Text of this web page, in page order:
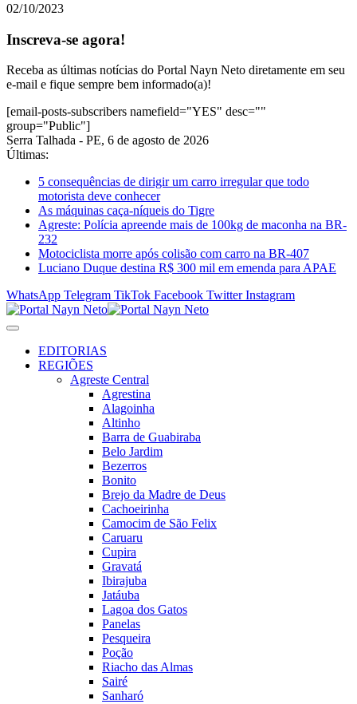
02/10/2023
Inscreva-se agora!
Receba as últimas notícias do Portal Nayn Neto diretamente em seu
e-mail e fique sempre bem informado(a)!
[email-posts-subscribers namefield="YES" desc=""
group="Public"]
Serra Talhada - PE, 6 de agosto de 2026
Últimas:
5 consequências de dirigir um carro irregular que todo
motorista deve conhecer
As máquinas caça-níqueis do Tigre
Agreste: Polícia apreende mais de 100kg de maconha na BR-
232
Motociclista morre após colisão com carro na BR-407
Luciano Duque destina R$ 300 mil em emenda para APAE
WhatsApp Telegram TikTok Facebook Twitter Instagram
EDITORIAS
REGIÕES
Agreste Central
Agrestina
Alagoinha
Altinho
Barra de Guabiraba
Belo Jardim
Bezerros
Bonito
Brejo da Madre de Deus
Cachoeirinha
Camocim de São Felix
Caruaru
Cupira
Gravatá
Ibirajuba
Jatáuba
Lagoa dos Gatos
Panelas
Pesqueira
Poção
Riacho das Almas
Sairé
Sanharó